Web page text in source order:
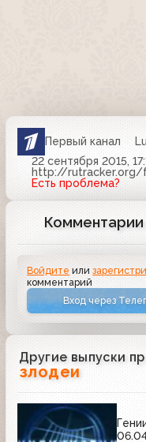
Первый канал
22 сентября 2015,
http://rutracker.org/
Есть проблема?
Комментарии
Войдите или
комментарий
Вход через
Другие выпуски
злодеи
06.04.2004)